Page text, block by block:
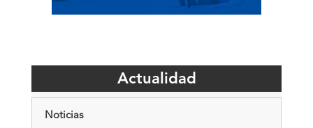
Actualidad
Noticias